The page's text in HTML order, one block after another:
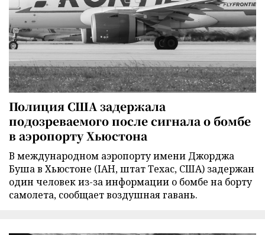
Полиция США задержала
подозреваемого после сигнала о бомбе
в аэропорту Хьюстона
В международном аэропорту имени Джорджа
Буша в Хьюстоне (IAH, штат Техас, США) задержан
один человек из-за информации о бомбе на борту
самолета, сообщает воздушная гавань.